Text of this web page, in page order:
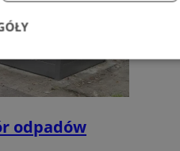
odpadów
Targetowanie